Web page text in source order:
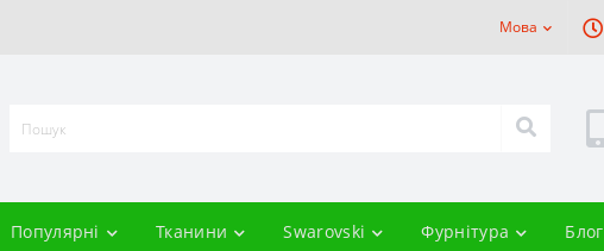
Мова
Популярні Тканини Swarovski Фурнітура Блог